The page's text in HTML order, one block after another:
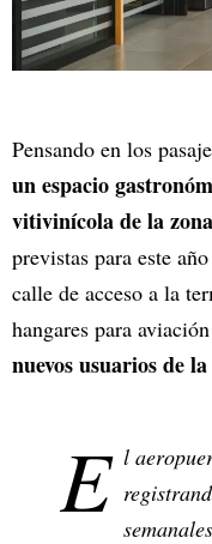
Pensando en los
un espacio
vitivinícola de la zona
previstas para este
calle de acceso a la
hangares para
nuevos usuarios de
E l
semanales